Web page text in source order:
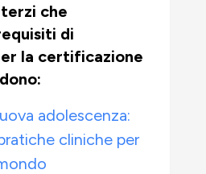
che
di
la certificazione
adolescenza:
cliniche per